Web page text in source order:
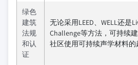
绿色
建筑
法规
和认
证
无论采用LEED、WELL还是
Challenge等方法，可持续
社区使用可持续声学材料的